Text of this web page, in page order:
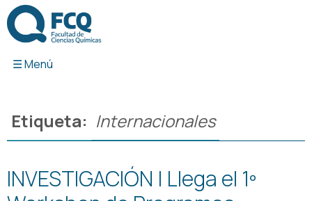
contenido
Etiqueta: Internacionales
INVESTIGACIÓN | Llega el 1º